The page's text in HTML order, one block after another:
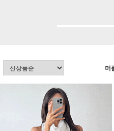
머